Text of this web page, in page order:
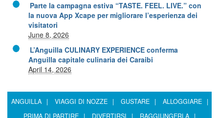
Parte la campagna estiva “TASTE. FEEL. LIVE.” con
la nuova App Xcape per migliorare l’esperienza dei
visitatori
June 8, 2026
L’Anguilla CULINARY EXPERIENCE conferma
Anguilla capitale culinaria dei Caraibi
April 14, 2026
ANGUILLA | VIAGGI DI NOZZE | GUSTARE | ALLOGGIARE
|
PRIMA DI PARTIRE
| DIVERTIRSI | RAGGIUNGERLA |